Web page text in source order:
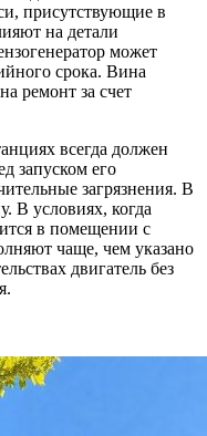
присутствующие в
на детали
может
срока. Вина
ремонт за счет
всегда должен
запуском его
загрязнения. В
В условиях, когда
в помещении с
чаще, чем указано
двигатель без